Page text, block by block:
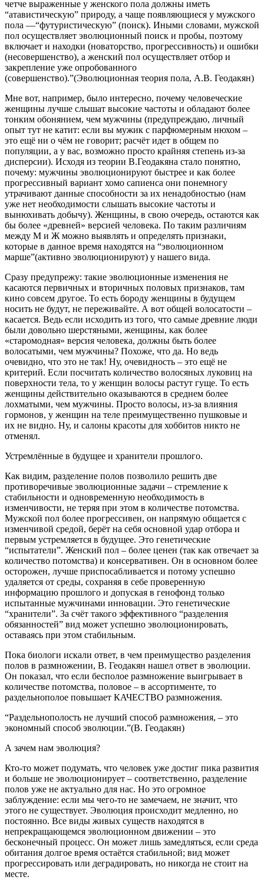
четче выраженные у женского пола должны иметь
“атавистическую” природу, а чаще появляющиеся у мужского
пола —“футуристическую” (поиск). Иными словами, мужской
пол осуществляет эволюционный поиск и пробы, поэтому
включает и находки (новаторство, прогрессивность) и ошибки
(несовершенство), а женский пол осуществляет отбор и
закрепление уже опробованного
(совершенство).”(Эволюционная теория пола, А.В. Геодакян)
Мне вот, например, было интересно, почему человеческие
женщины лучше слышат высокие частоты и обладают более
тонким обонянием, чем мужчины (предупреждаю, личный
опыт тут не катит: если вы мужик с парфюмерным нюхом –
это ещё ни о чём не говорит; расчёт идет в общем по
популяции, а у вас, возможно просто крайняя степень из-за
дисперсии). Исходя из теории В.Геодакяна стало понятно,
почему: мужчины эволюционируют быстрее и как более
прогрессивный вариант хомо сапиенса они понемногу
утрачивают данные способности за их ненадобностью (нам
уже нет необходимости слышать высокие частоты и
вынюхивать добычу). Женщины, в свою очередь, остаются как
бы более «древней» версией человека. По таким различиям
между М и Ж можно выявлять и определять признаки,
которые в данное время находятся на “эволюционном
марше”(активно эволюционируют) у нашего вида.
Сразу предупрежу: такие эволюционные изменения не
касаются первичных и вторичных половых признаков, там
кино совсем другое. То есть бороду женщины в будущем
носить не будут, не переживайте. А вот общей волосатости –
касается. Ведь если исходить из того, что самые древние люди
были довольно шерстяными, женщины, как более
«старомодная» версия человека, должны быть более
волосатыми, чем мужчины? Похоже, что да. Но ведь
очевидно, что это не так! Ну, очевидность – это ещё не
критерий. Если посчитать количество волосяных луковиц на
поверхности тела, то у женщин волосы растут гуще. То есть
женщины действительно оказываются в среднем более
лохматыми, чем мужчины. Просто волосы, из-за влияния
гормонов, у женщин на теле преимущественно пушковые и
их не видно. Ну, и салоны красоты для хоббитов никто не
отменял.
Устремлённые в будущее и хранители прошлого.
Как видим, разделение полов позволило решить две
противоречивые эволюционные задачи – стремление к
стабильности и одновременную необходимость в
изменчивости, не теряя при этом в количестве потомства.
Мужской пол более прогрессивен, он напрямую общается с
изменчивой средой, берёт на себя основной удар отбора и
первым устремляется в будущее. Это генетические
“испытатели”. Женский пол – более ценен (так как отвечает за
количество потомства) и консервативен. Он в основном более
осторожен, лучше приспосабливается и потому успешно
удаляется от среды, сохраняя в себе проверенную
информацию прошлого и допуская в генофонд только
испытанные мужчинами инновации. Это генетические
“хранители”. За счёт такого эффективного “разделения
обязанностей” вид может успешно эволюционировать,
оставаясь при этом стабильным.
Пока биологи искали ответ, в чем преимущество разделения
полов в размножении, В. Геодакян нашел ответ в эволюции.
Он показал, что если бесполое размножение выигрывает в
количестве потомства, половое – в ассортименте, то
раздельнополое повышает КАЧЕСТВО размножения.
“Раздельнополость не лучший способ размножения, – это
экономный способ эволюции.”(В. Геодакян)
А зачем нам эволюция?
Кто-то может подумать, что человек уже достиг пика развития
и больше не эволюционирует – соответственно, разделение
полов уже не актуально для нас. Но это огромное
заблуждение: если мы чего-то не замечаем, не значит, что
этого не существует. Эволюция происходит медленно, но
постоянно. Все виды живых существ находятся в
непрекращающемся эволюционном движении – это
бесконечный процесс. Он может лишь замедляться, если среда
обитания долгое время остаётся стабильной; вид может
прогрессировать или деградировать, но никогда не стоит на
месте.